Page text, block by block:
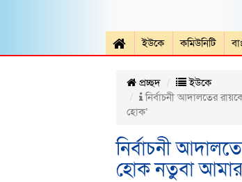
ইউকে কমিউনিটি
প্রচ্ছদ
ইউকে
নির্বাচনী আদালতের
হোক’
নির্বাচনী
হোক নতুবা আমার